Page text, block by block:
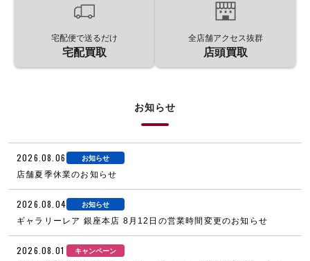
宅配便で送るだけ
宅配買取
全店舗アクセス抜群
店頭買取
お知らせ
2026.08.06 お知らせ
店舗夏季休業のお知らせ
2026.08.04 お知らせ
ギャラリーレア 銀座本店 8月12日の営業時間変更のお知らせ
2026.08.01 キャンペーン